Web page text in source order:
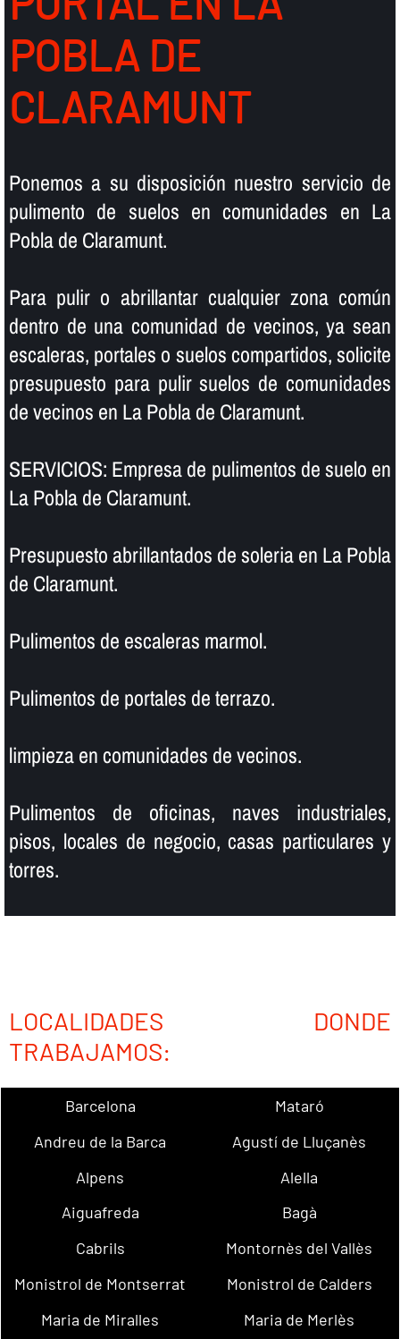
POBLA DE
CLARAMUNT
Ponemos a su disposición nuestro servicio de
pulimento de suelos en comunidades en La
Pobla de Claramunt.
Para pulir o abrillantar cualquier zona común
dentro de una comunidad de vecinos, ya sean
escaleras, portales o suelos compartidos, solicite
presupuesto para pulir suelos de comunidades
de vecinos en La Pobla de Claramunt.
SERVICIOS: Empresa de pulimentos de suelo en
La Pobla de Claramunt.
Presupuesto abrillantados de soleria en La Pobla
de Claramunt.
Pulimentos de escaleras marmol.
Pulimentos de portales de terrazo.
limpieza en comunidades de vecinos.
Pulimentos de oficinas, naves industriales,
pisos, locales de negocio, casas particulares y
torres.
LOCALIDADES DONDE
TRABAJAMOS:
Barcelona
Mataró
Andreu de la Barca
Agustí de Lluçanès
Alpens
Alella
Aiguafreda
Bagà
Cabrils
Montornès del Vallès
Monistrol de Montserrat
Monistrol de Calders
Maria de Miralles
Maria de Merlès